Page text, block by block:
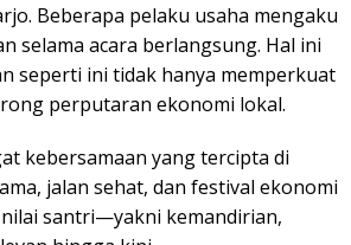
Beberapa pelaku usaha mengaku
selama acara berlangsung. Hal ini
seperti ini tidak hanya memperkuat
perputaran ekonomi lokal.
kebersamaan yang tercipta di
jalan sehat, dan festival ekonomi
santri—yakni kemandirian,